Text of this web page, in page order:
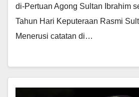
di-Pertuan Agong Sultan Ibrahim
Tahun Hari Keputeraan Rasmi
Menerusi catatan di…